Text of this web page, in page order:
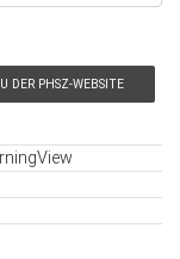
DER PHSZ-WEBSITE